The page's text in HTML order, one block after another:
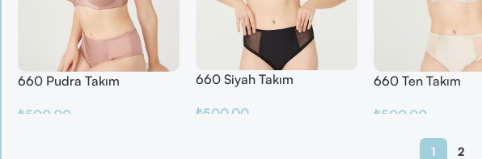
660 Pudra Takım
₺500.00
660 Siyah Takım
₺500.00
660 Ten Takım
₺500.00
Sepete Ekle
1 2